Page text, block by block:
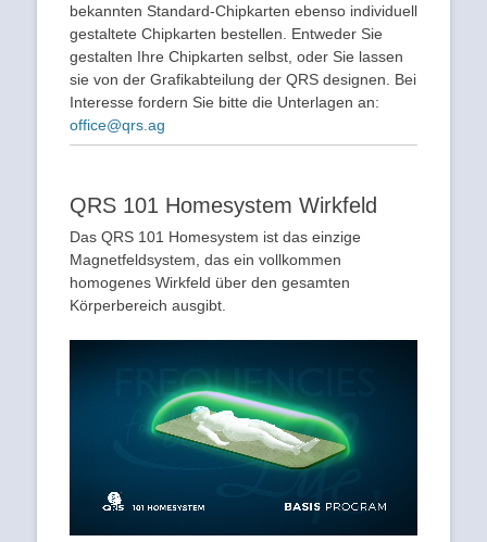
bekannten Standard-Chipkarten ebenso individuell
gestaltete Chipkarten bestellen. Entweder Sie
gestalten Ihre Chipkarten selbst, oder Sie lassen
sie von der Grafikabteilung der QRS designen. Bei
Interesse fordern Sie bitte die Unterlagen an:
office@qrs.ag
QRS 101 Homesystem Wirkfeld
Das QRS 101 Homesystem ist das einzige
Magnetfeldsystem, das ein vollkommen
homogenes Wirkfeld über den gesamten
Körperbereich ausgibt.